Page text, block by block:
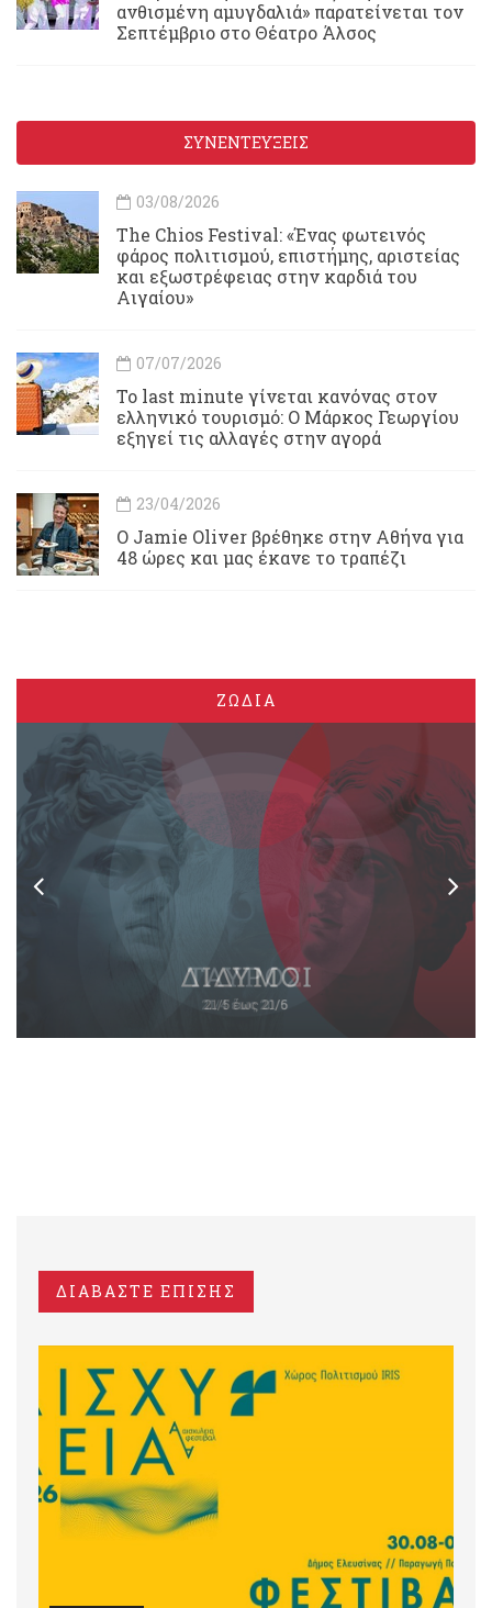
ανθισμένη αμυγδαλιά» παρατείνεται τον
Σεπτέμβριο στο Θέατρο Άλσος
ΣΥΝΕΝΤΕΥΞΕΙΣ
03/08/2026
Τhe Chios Festival: «Ένας φωτεινός
φάρος πολιτισμού, επιστήμης, αριστείας
και εξωστρέφειας στην καρδιά του
Αιγαίου»
07/07/2026
Το last minute γίνεται κανόνας στον
ελληνικό τουρισμό: Ο Μάρκος Γεωργίου
εξηγεί τις αλλαγές στην αγορά
23/04/2026
Ο Jamie Oliver βρέθηκε στην Αθήνα για
48 ώρες και μας έκανε το τραπέζι
ΖΩΔΙΑ
ΔΙΑΒΑΣΤΕ ΕΠΙΣΗΣ